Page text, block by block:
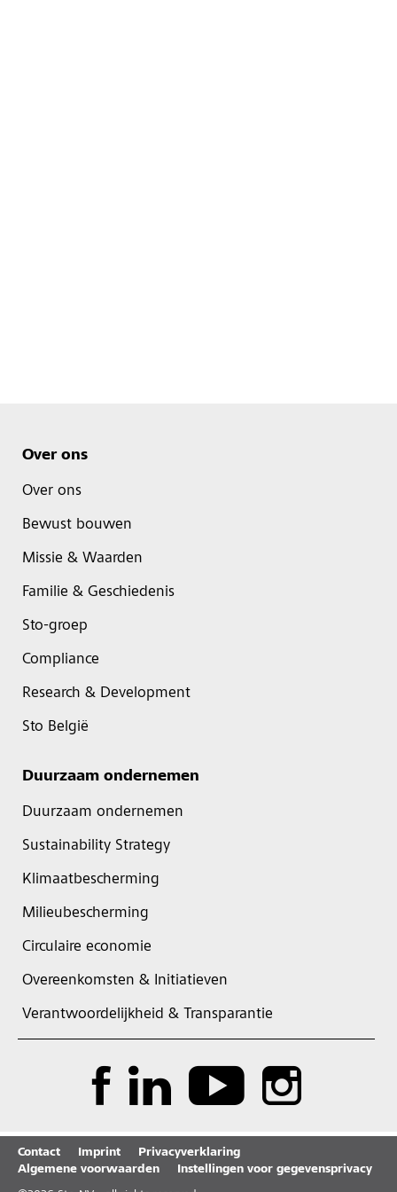
Over ons
Over ons
Bewust bouwen
Missie & Waarden
Familie & Geschiedenis
Sto-groep
Compliance
Research & Development
Sto België
Duurzaam ondernemen
Duurzaam ondernemen
Sustainability Strategy
Klimaatbescherming
Milieubescherming
Circulaire economie
Overeenkomsten & Initiatieven
Verantwoordelijkheid & Transparantie
Contact Imprint
Privacyverklaring
Algemene voorwaarden
Instellingen voor gegevensprivacy